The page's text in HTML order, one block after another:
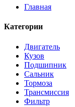
Главная
Категории
Двигатель
Кузов
Подшипник
Сальник
Тормоза
Трансмиссия
Фильтр